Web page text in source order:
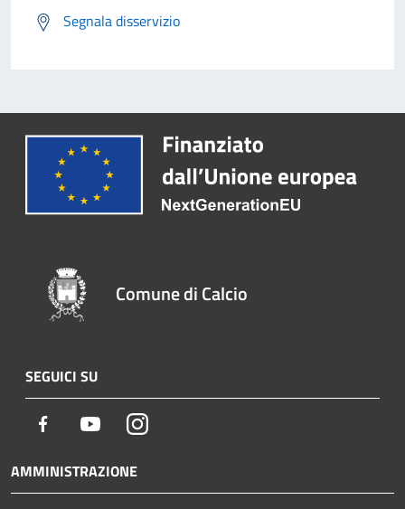
Segnala disservizio
Comune di Calcio
SEGUICI SU
Facebook YoutubeInstagram
AMMINISTRAZIONE